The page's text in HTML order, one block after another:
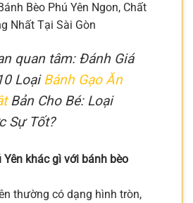
Bèo Phú Yên Ngon, Chất
Nhất Tại Sài Gòn
quan tâm: Đánh Giá
LoạiBánh Gạo Ăn
Bản Cho Bé: Loại
Sự Tốt?
Yên khác gì với bánh bèo
thường có dạng hình tròn,